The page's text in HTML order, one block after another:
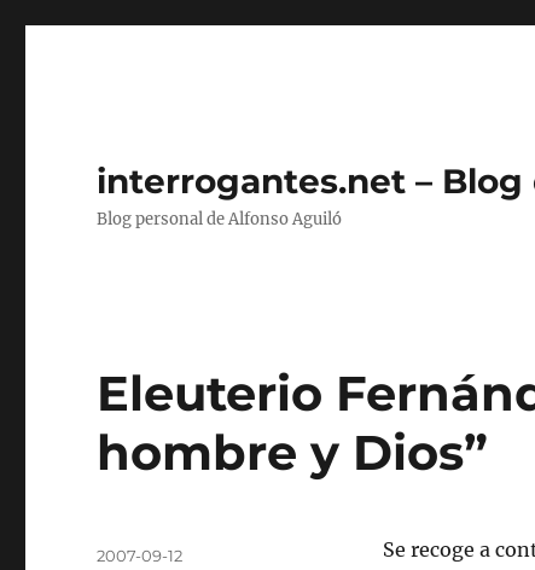
interrogantes.net –
Blog personal de Alfonso Aguiló
Eleuterio
hombre y Dios”
Se recoge a
Publicado
2007-09-12